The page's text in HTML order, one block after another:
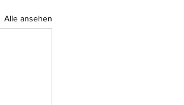
Alle ansehen